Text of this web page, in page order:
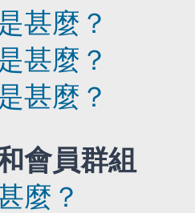
甚麼？
甚麼？
甚麼？
會員群組
麼？